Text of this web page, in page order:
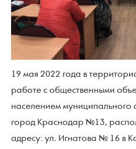
19 мая 2022 года в
работе с общественными
населением муниципального
город Краснодар №13,
адресу: ул. Игнатова № 16 в